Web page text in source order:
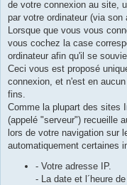
de votre connexion au site,
par votre ordinateur (via son
Lorsque que vous vous
vous cochez la case
ordinateur afin qu'il se
Ceci vous est proposé
connexion, et n'est en
fins.
Comme la plupart des sites
(appelé "serveur") recueille
lors de votre navigation sur
automatiquement certaines
- Votre adresse IP.
- La date et l´heure